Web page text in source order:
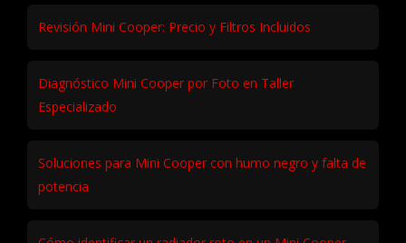
Revisión Mini Cooper: Precio y Filtros Incluidos
Diagnóstico Mini Cooper por Foto en Taller
Especializado
Soluciones para Mini Cooper con humo negro y falta de
potencia